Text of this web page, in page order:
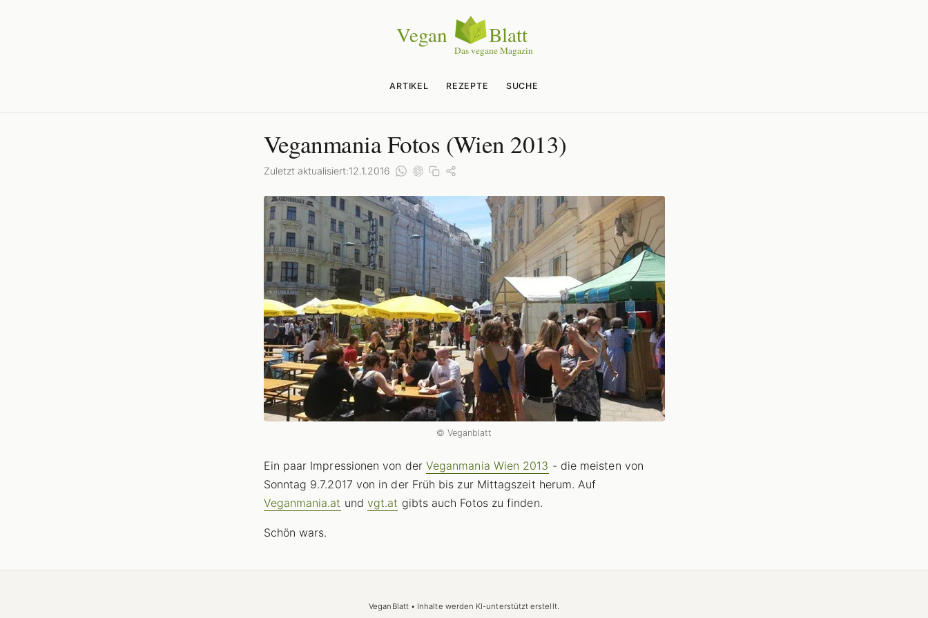
ARTIKEL REZEPTE SUCHE
Veganmania Fotos (Wien 2013)
Zuletzt aktualisiert:12.1.2016
© Veganblatt
Ein paar Impressionen von der Veganmania Wien 2013 - die meisten von
Sonntag 9.7.2017 von in der Früh bis zur Mittagszeit herum. Auf
Veganmania.at und vgt.at gibts auch Fotos zu finden.
Schön wars.
VeganBlatt • Inhalte werden KI-unterstützt erstellt.